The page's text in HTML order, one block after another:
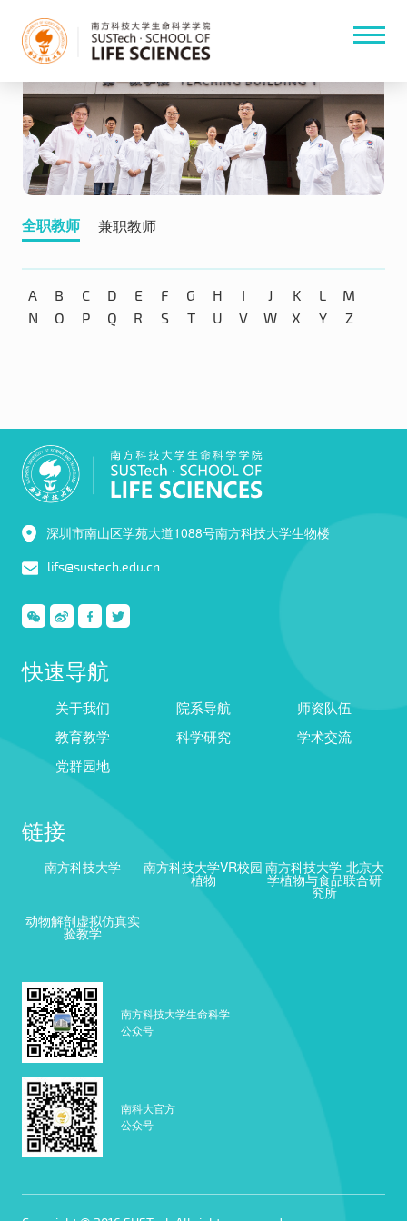
全职教师 兼职教师
A B C D E F G H I J K L
M
N
O P Q R S T U V W X Y Z
深圳市南山区学苑大道1088号南方科技大学生物楼
lifs@sustech.edu.cn
快速导航
关于我们 院系导航
师资队伍
教育教学
科学研究
学术交流
党群园地
链接
南方科技大学 南方科技大学VR校园
植物
南方科技大学-北京大
学植物与食品联合研
究所
动物解剖虚拟仿真实
验教学
南方科技大学生命科学
公众号
南科大官方
公众号